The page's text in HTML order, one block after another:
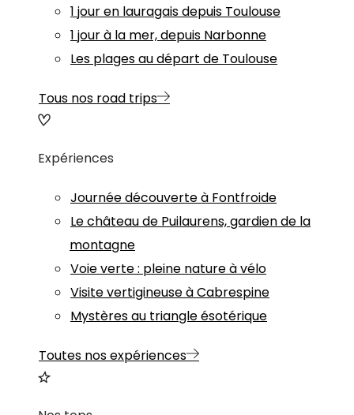
1 jour en lauragais depuis Toulouse
1 jour à la mer, depuis Narbonne
Les plages au départ de Toulouse
Tous nos road trips
Expériences
Journée découverte à Fontfroide
Le château de Puilaurens, gardien de la
montagne
Voie verte : pleine nature à vélo
Visite vertigineuse à Cabrespine
Mystères au triangle ésotérique
Toutes nos expériences